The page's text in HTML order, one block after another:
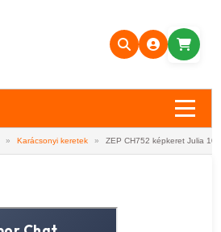
» Karácsonyi keretek » ZEP CH752 képkeret Julia